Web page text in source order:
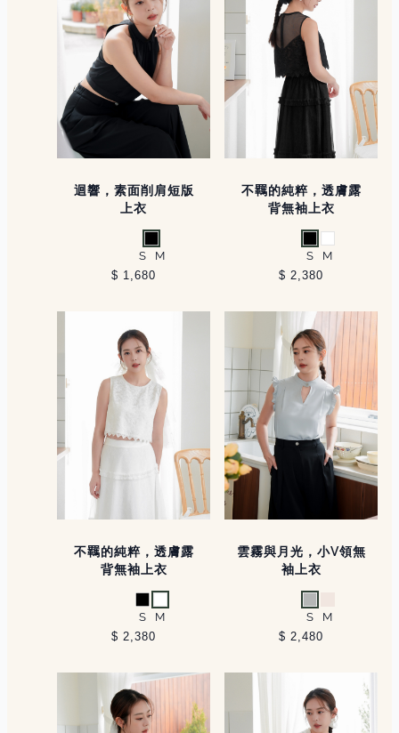
迴響，素面削肩短版
上衣
黑
S
M
$ 1,680
不羈的純粹，透膚露
背無袖上衣
黑 白
S
M
$ 2,380
不羈的純粹，透膚露
背無袖上衣
黑 白
S
M
$ 2,380
雲霧與月光，小V領無
袖上衣
淺灰
S
M
$ 2,480